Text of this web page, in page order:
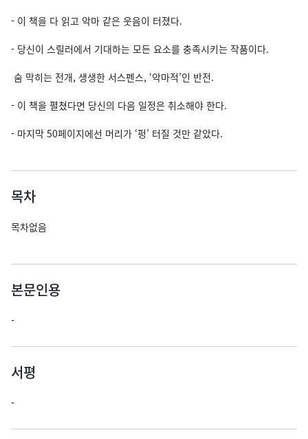
- 이 책을 다 읽고 악마 같은 웃음이 터졌다.
- 당신이 스릴러에서 기대하는 모든 요소를 충족시키는 작품이다.
숨 막히는 전개, 생생한 서스펜스, ‘악마적’인 반전.
- 이 책을 펼쳤다면 당신의 다음 일정은 취소해야 한다.
- 마지막 50페이지에선 머리가 ‘펑’ 터질 것만 같았다.
목차
목차없음
본문인용
-
서평
-